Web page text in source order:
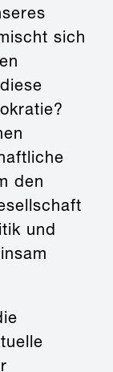
sich
den
und